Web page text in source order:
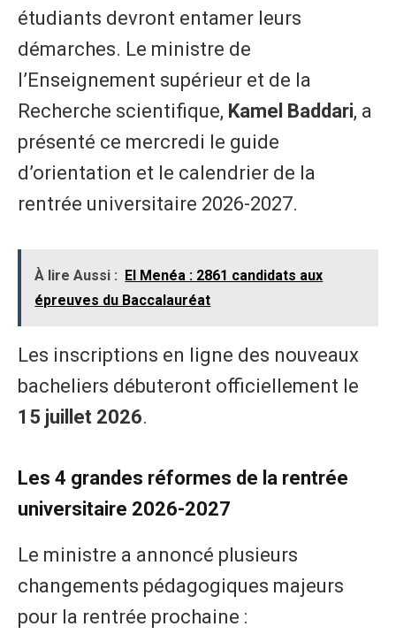
étudiants devront entamer leurs
démarches. Le ministre de
l’Enseignement supérieur et de la
Recherche scientifique, Kamel Baddari, a
présenté ce mercredi le guide
d’orientation et le calendrier de la
rentrée universitaire 2026-2027.
À lire Aussi : El Menéa : 2861 candidats aux
épreuves du Baccalauréat
Les inscriptions en ligne des nouveaux
bacheliers débuteront officiellement le
15 juillet 2026.
Les 4 grandes réformes de la rentrée
universitaire 2026-2027
Le ministre a annoncé plusieurs
changements pédagogiques majeurs
pour la rentrée prochaine :